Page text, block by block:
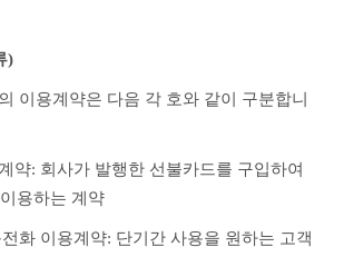
)
이용계약은 다음 각 호와 같이 구분합니
약: 회사가 발행한 선불카드를 구입하여
용하는 계약
화 이용계약: 단기간 사용을 원하는 고객